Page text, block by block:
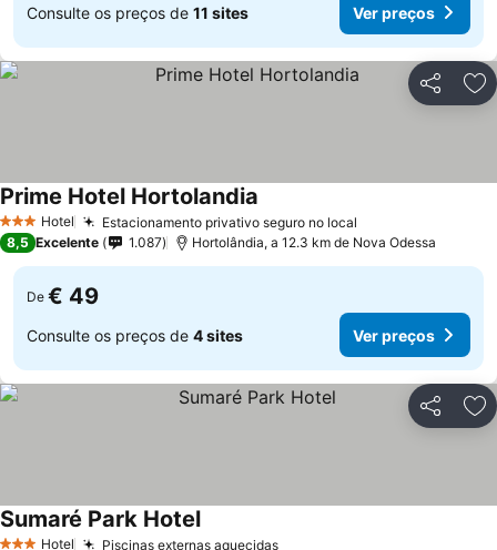
Consulte os preços de 11 sites Ver preços
Partilhar
3 EstrelasHotel Estacionamento privativo seguro no local
Prime Hotel Hortolandia
8,5 Excelente 1.087 Hortolândia, a 12.3 km de Nova Odessa
De € 49
Consulte os preços de 4 sites Ver preços
Partilhar
Hotel Piscinas externas aquecidas
Sumaré Park HotelVer preços